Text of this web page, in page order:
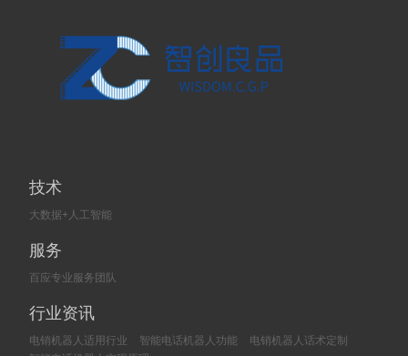
技术
大数据+人工智能
服务
百应专业服务团队
行业资讯
电销机器人适用行业 智能电话机器人功能
电销机器人话术定制